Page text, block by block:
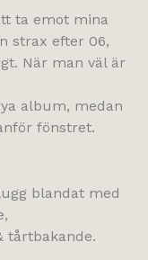
ta emot mina
strax efter 06,
När man väl är
album, medan
fönstret.
blandat med
tårtbakande.